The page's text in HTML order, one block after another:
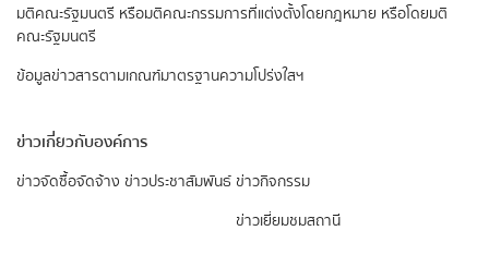
มติคณะรัฐมนตรี หรือมติคณะกรรมการที่แต่งตั้งโดยกฎหมาย หรือโดยมติ
คณะรัฐมนตรี
ข้อมูลข่าวสารตามเกณฑ์มาตรฐานความโปร่งใสฯ
ข่าวเกี่ยวกับองค์การ
ข่าวจัดซื้อจัดจ้าง ข่าวประชาสัมพันธ์ ข่าวกิจกรรม
ข่าวเยี่ยมชมสถานี